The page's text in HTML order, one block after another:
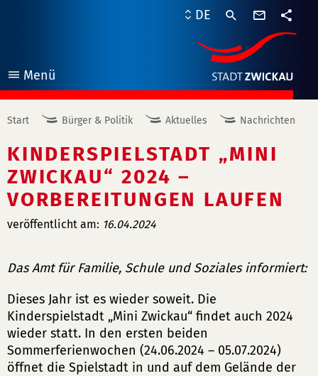
Menü
öffnen
DE
Start Bürger & Politik Aktuelles Nachrichten
KINDERSPIELSTADT „MINI
ZWICKAU“ 2024 –
VORBEREITUNGEN LAUFEN
veröffentlicht am: 16.04.2024
Das Amt für Familie, Schule und Soziales informiert:
Dieses Jahr ist es wieder soweit. Die
Kinderspielstadt „Mini Zwickau“ findet auch 2024
wieder statt. In den ersten beiden
Sommerferienwochen (24.06.2024 – 05.07.2024)
öffnet die Spielstadt in und auf dem Gelände der